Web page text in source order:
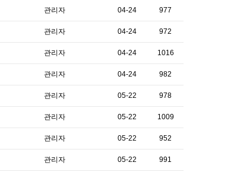
관리자 04-24 977
관리자 04-24 972
관리자 04-24 1016
관리자 04-24 982
관리자 05-22 978
관리자 05-22 1009
관리자 05-22 952
관리자 05-22 991